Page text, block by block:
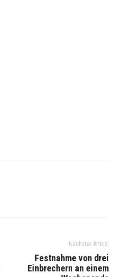
Nächster Artikel
Festnahme von drei
Einbrechern an einem